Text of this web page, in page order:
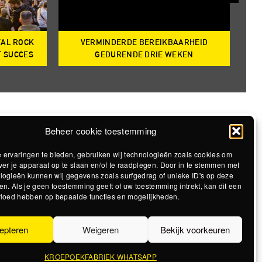
Beheer cookie toestemming
ervaringen te bieden, gebruiken wij technologieën zoals cookies om
je apparaat op te slaan en/of te raadplegen. Door in te stemmen met
kunnen wij gegevens zoals surfgedrag of unieke ID's op deze
Als je geen toestemming geeft of uw toestemming intrekt, kan dit een
hebben op bepaalde functies en mogelijkheden.
Weigeren Bekijk voorkeuren
KROEPOEKFABRIEK WHATSAPP
ROCK
SUCCES
VERMINDERDE BEREIKBAARHEID
GEDURENDE DRIE WEKEN